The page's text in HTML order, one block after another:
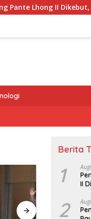
Lhong II Dikebut,
Berita
1
II
2